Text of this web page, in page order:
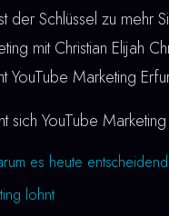
der Schlüssel zu mehr
mit Christian Elijah
YouTube Marketing
sich YouTube
es heute
lohnt